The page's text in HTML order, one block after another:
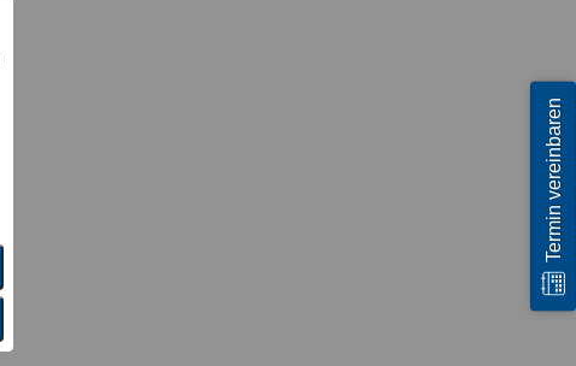
Termin vereinbaren